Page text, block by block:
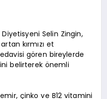
Selin Zingin,
kırmızı et
gören bireylerde
belirterek önemli
çinko ve B12 vitamini